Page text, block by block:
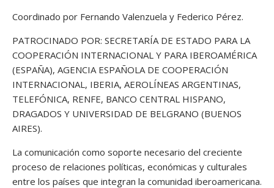
Coordinado por Fernando Valenzuela y Federico Pérez.
PATROCINADO POR: SECRETARÍA DE ESTADO PARA LA
COOPERACIÓN INTERNACIONAL Y PARA IBEROAMÉRICA
(ESPAÑA), AGENCIA ESPAÑOLA DE COOPERACIÓN
INTERNACIONAL, IBERIA, AEROLÍNEAS ARGENTINAS,
TELEFÓNICA, RENFE, BANCO CENTRAL HISPANO,
DRAGADOS Y UNIVERSIDAD DE BELGRANO (BUENOS
AIRES).
La comunicación como soporte necesario del creciente
proceso de relaciones políticas, económicas y culturales
entre los países que integran la comunidad iberoamericana.